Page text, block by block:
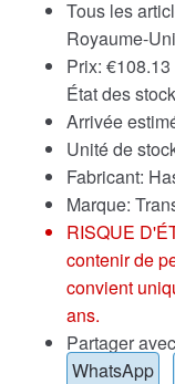
Tous les
Royaume-Uni
Prix: €
État des
Arrivée
Unité de
Fabricant:
Marque:
RISQUE
contenir de
convient
ans.
Partager
WhatsApp